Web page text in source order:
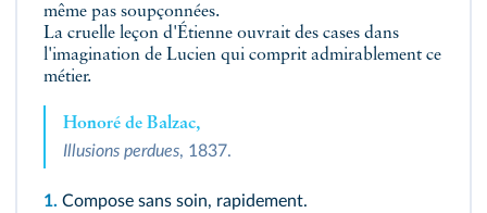
même pas soupçonnées.
La cruelle leçon d'Étienne ouvrait des cases dans
l'imagination de Lucien qui comprit admirablement ce
métier.
Honoré de Balzac,
Illusions perdues, 1837.
1. Compose sans soin, rapidement.